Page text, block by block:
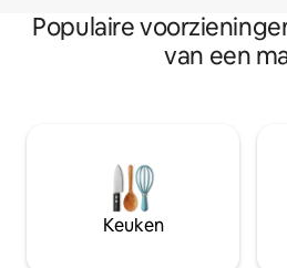
Populaire
van een
Keuken